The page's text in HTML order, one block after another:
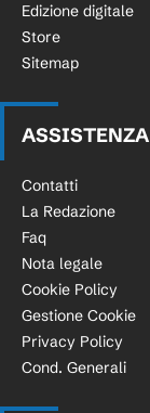
Edizione digitale
Store
Sitemap
ASSISTENZA
Contatti
La Redazione
Faq
Nota legale
Cookie Policy
Gestione Cookie
Privacy Policy
Cond. Generali